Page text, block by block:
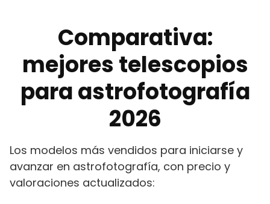
Comparativa:
mejores telescopios
para astrofotografía
2026
Los modelos más vendidos para iniciarse y
avanzar en astrofotografía, con precio y
valoraciones actualizados: